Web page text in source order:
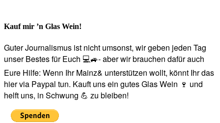
Kauf mir ’n Glas Wein!
Guter Journalismus ist nicht umsonst, wir geben jeden Tag
unser Bestes für Euch 💻🚙- aber wir brauchen dafür auch
Eure Hilfe: Wenn Ihr Mainz& unterstützen wollt, könnt Ihr das
hier via Paypal tun. Kauft uns ein gutes Glas Wein 🍷 und
helft uns, in Schwung 💪 zu bleiben!